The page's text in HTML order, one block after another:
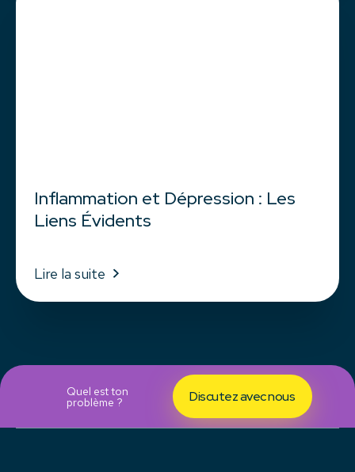
Inflammation et Dépression : Les
Liens Évidents
Lire la suite
Quel est ton
problème ? Discutez avec nous